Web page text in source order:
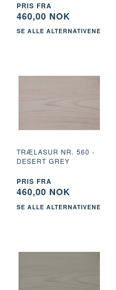
PRIS FRA
460,00 NOK
SE ALLE ALTERNATIVENE
TRÆLASUR NR. 560 -
DESERT GREY
PRIS FRA
460,00 NOK
SE ALLE ALTERNATIVENE